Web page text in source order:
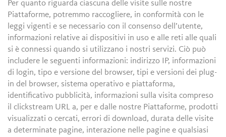
Per quanto riguarda ciascuna delle visite sulle nostre
Piattaforme, potremmo raccogliere, in conformità con le
leggi vigenti e se necessario con il consenso dell’utente,
informazioni relative ai dispositivi in uso e alle reti alle quali
si è connessi quando si utilizzano i nostri servizi. Ciò può
includere le seguenti informazioni: indirizzo IP, informazioni
di login, tipo e versione del browser, tipi e versioni dei plug-
in del browser, sistema operativo e piattaforma,
identificativo pubblicità, informazioni sulla visita compreso
il clickstream URL a, per e dalle nostre Piattaforme, prodotti
visualizzati o cercati, errori di download, durata delle visite
a determinate pagine, interazione nelle pagine e qualsiasi